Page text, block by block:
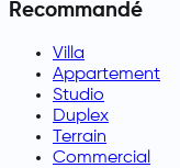
Recommandé
Villa
Appartement
Studio
Duplex
Terrain
Commercial